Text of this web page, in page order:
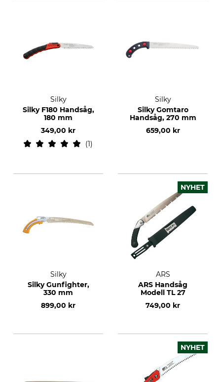
Silky
Silky F180 Handsåg,
180 mm
349,00 kr
1
Silky
Silky Gomtaro
Handsåg, 270 mm
659,00 kr
Silky
Silky Gunfighter,
330 mm
899,00 kr
NYHET
ARS
ARS Handsåg
Modell TL 27
749,00 kr
NYHET